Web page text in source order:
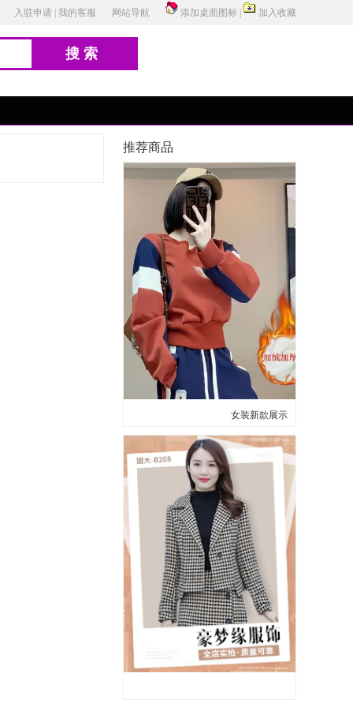
入驻申请 我的客服 网站导航 添加桌面图标 加入收藏
搜索
推荐商品
女装新款展示